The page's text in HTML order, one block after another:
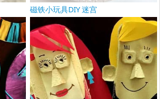
磁铁小玩具DIY 迷宫